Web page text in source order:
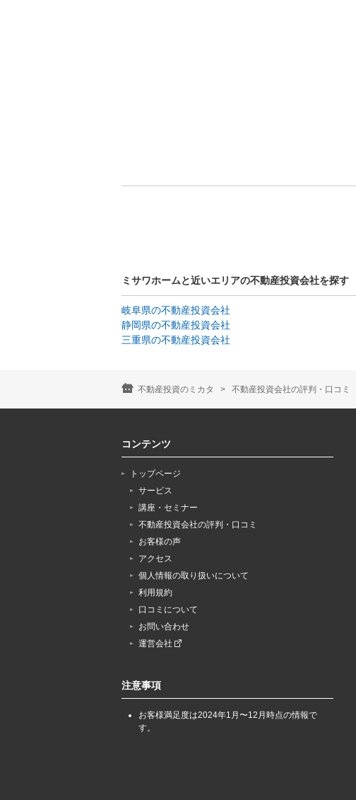
ミサワホームと近いエリアの不動産投資会社を探す
岐阜県の不動産投資会社
静岡県の不動産投資会社
三重県の不動産投資会社
不動産投資のミカタ 不動産投資会社の評判・口コミ
コンテンツ
トップページ
サービス
講座・セミナー
不動産投資会社の評判・口コミ
お客様の声
アクセス
個人情報の取り扱いについて
利用規約
口コミについて
お問い合わせ
運営会社
注意事項
お客様満足度は2024年1月〜12月時点の情報で
す。